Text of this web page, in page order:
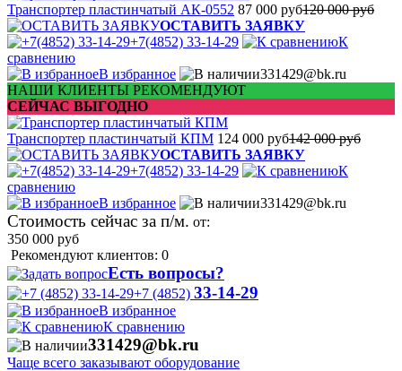
Транспортер пластинчатый АК-0552 87 000 руб120 000 руб
ОСТАВИТЬ ЗАЯВКУ
+7(4852) 33-14-29
К
сравнению
В избранное
331429@bk.ru
НАШИ КЛИЕНТЫ РЕКОМЕНДУЮТ
СЕЙЧАС ВЫГОДНО
Транспортер пластинчатый КПМ 124 000 руб142 000 руб
ОСТАВИТЬ ЗАЯВКУ
+7(4852) 33-14-29
К
сравнению
В избранное
331429@bk.ru
Стоимость сейчас за п/м. от:
350 000 руб
Рекомендуют клиентов: 0
Есть вопросы?
+7 (4852) 33-14-29
В избранное
К сравнению
331429@bk.ru
Чаще всего заказывают оборудование